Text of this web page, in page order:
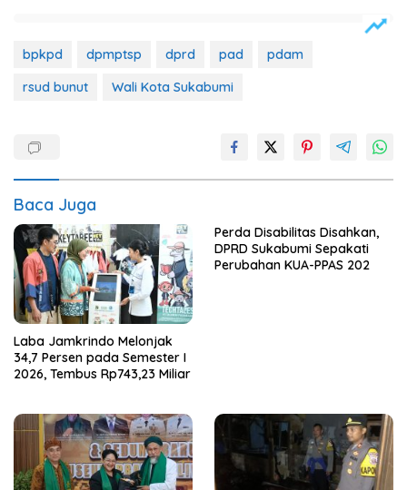
bpkpd dpmptsp dprd pad
pdam
rsud bunut
Wali Kota Sukabumi
Baca Juga
Laba Jamkrindo Melonjak
34,7 Persen pada Semester I
2026, Tembus Rp743,23 Miliar
Perda Disabilitas Disahkan,
DPRD Sukabumi Sepakati
Perubahan KUA-PPAS 202